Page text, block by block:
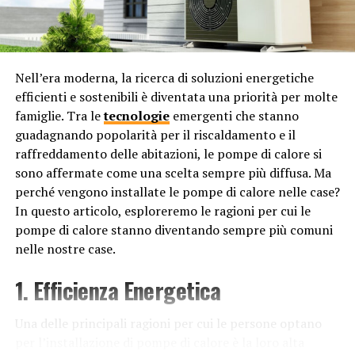
complessivo e rendere la tua residenza non solo un
luogo in cui vivere, ma un rifugio che arricchisce la tua
esistenza.
3. Sicurezza e Ambiente Circostante
La sicurezza è un aspetto cruciale che dipende in gran
parte dalla posizione della tua casa. Quartieri ben
illuminati, con presenza di forze dell’ordine e bassi tassi
di criminalità, offrono un ambiente sicuro e tranquillo.
Inoltre, la tipologia di vicinato può influenzare la tua
sicurezza e il senso di comunità. Scegliere una posizione
attentamente significa garantire un ambiente
circostante che rispecchi le tue esigenze di sicurezza e
4. Accesso a Servizi e Infrastrutture
Nell’era moderna, la ricerca di soluzioni energetiche
efficienti e sostenibili è diventata una priorità per molte
famiglie. Tra letecnologieemergenti che stanno
guadagnando popolarità per il riscaldamento e il
raffreddamento delle abitazioni, le pompe di calore si
sono affermate come una scelta sempre più diffusa. Ma
perché vengono installate le pompe di calore nelle case?
In questo articolo, esploreremo le ragioni per cui le
pompe di calore stanno diventando sempre più comuni
nelle nostre case.
1. Efficienza Energetica